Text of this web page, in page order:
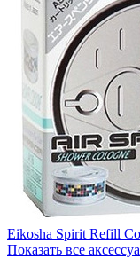
Eikosha Spirit Refill
Показать все